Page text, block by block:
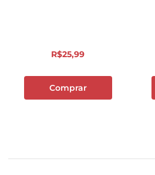
R$25,99
Comprar